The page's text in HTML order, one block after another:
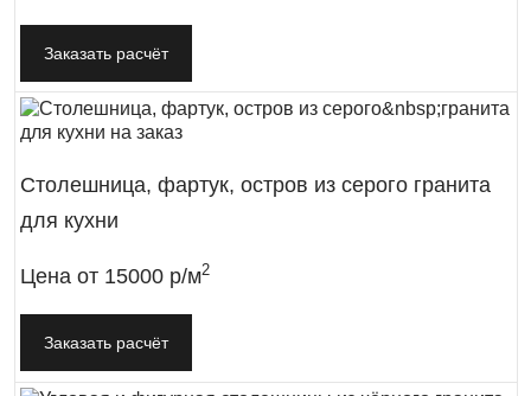
Заказать расчёт
Столешница, фартук, остров из серого гранита
для кухни
Цена от 15000 р/м2
Заказать расчёт